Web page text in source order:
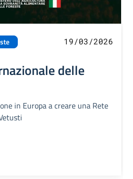
19/03/2026
delle
in Europa a creare una Rete